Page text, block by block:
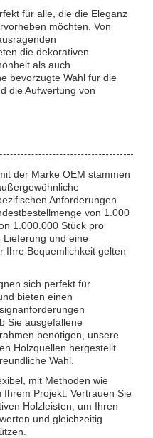
für alle, die die Eleganz
möchten. Von
die dekorativen
als auch
bevorzugte Wahl für die
die Aufwertung von
der Marke OEM stammen
Anforderungen
von 1.000
1.000.000 Stück pro
Lieferung und eine
Ihre Bequemlichkeit gelten
sich perfekt für
bieten einen
Sie ausgefallene
benötigen, unsere
Holzquellen hergestellt
Wahl.
mit Methoden wie
Projekt. Vertrauen Sie
Holzleisten, um Ihren
und gleichzeitig